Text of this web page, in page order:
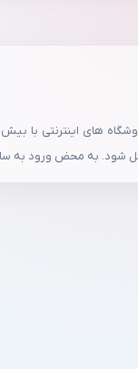
شود. به محض ورود به